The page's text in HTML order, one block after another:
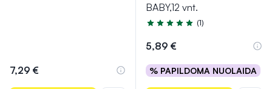
7,29 €
BABY,12 vnt.
Įvertinimas 5.0 iš 5
(1)
5,89 €
% PAPILDOMA NUOLAIDA